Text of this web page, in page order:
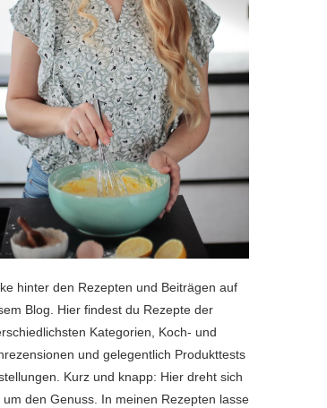
hinter den Rezepten und Beiträgen auf
Blog. Hier findest du Rezepte der
Kategorien, Koch- und
und gelegentlich Produkttests
Kurz und knapp: Hier dreht sich
um den Genuss. In meinen Rezepten lasse